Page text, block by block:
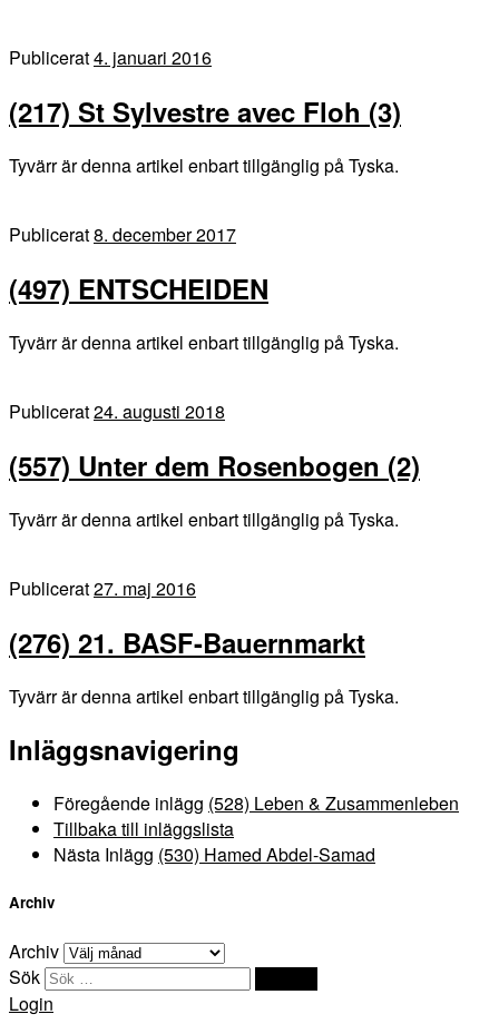
Publicerat4. januari 2016
(217) St Sylvestre avec Floh (3)
Tyvärr är denna artikel enbart tillgänglig på Tyska.
Publicerat8. december 2017
(497) ENTSCHEIDEN
Tyvärr är denna artikel enbart tillgänglig på Tyska.
Publicerat24. augusti 2018
(557) Unter dem Rosenbogen (2)
Tyvärr är denna artikel enbart tillgänglig på Tyska.
Publicerat27. maj 2016
(276) 21. BASF-Bauernmarkt
Tyvärr är denna artikel enbart tillgänglig på Tyska.
Inläggsnavigering
Föregående inlägg (528) Leben & Zusammenleben
Tillbaka till inläggslista
Nästa Inlägg (530) Hamed Abdel-Samad
Archiv
Archiv
Sök
Login